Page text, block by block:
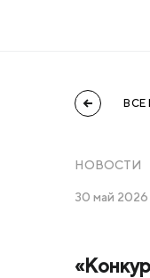
НОВОСТИ
30 май 2026